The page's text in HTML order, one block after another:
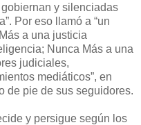
y silenciadas
Por eso llamó a “un
a una justicia
Nunca Más a una
judiciales,
mediáticos”, en
de pie de sus seguidores.
y persigue según los